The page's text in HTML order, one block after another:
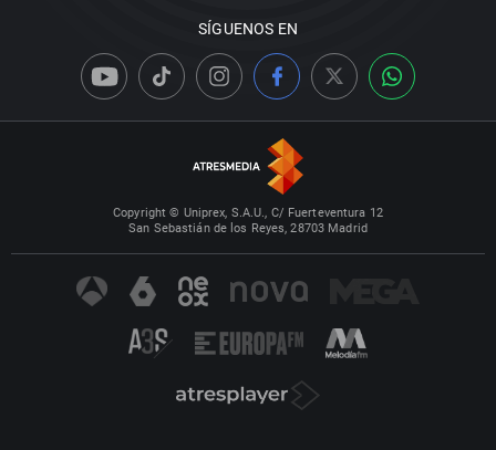
SÍGUENOS EN
Copyright © Uniprex, S.A.U., C/ Fuerteventura 12
San Sebastián de los Reyes, 28703 Madrid